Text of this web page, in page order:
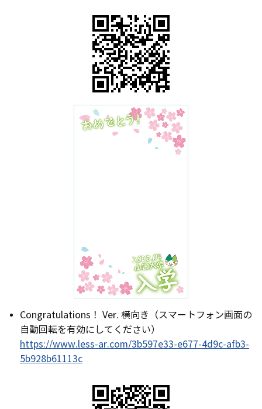
Congratulations！ Ver. 横向き（スマートフォン画面の
自動回転を有効にしてください）
https://www.less-ar.com/3b597e33-e677-4d9c-afb3-
5b928b61113c